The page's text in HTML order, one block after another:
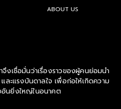
ABOUT US
งเชื่อมั่นว่าเรื่องราวของผู้คนย่อมนำ
ละแรงบันดาลใจ เพื่อก่อให้เกิดความ
นยิ่งใหญ่ในอนาคต